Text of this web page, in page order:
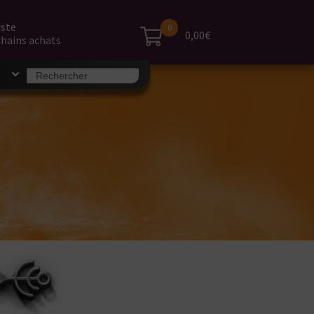
achats
Search
for:
0
0,00€